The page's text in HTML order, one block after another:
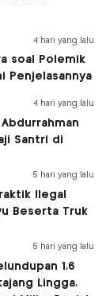
4 hari yang lalu
soal Polemik
Penjelasannya
4 hari yang lalu
Abdurrahman
Santri di
5 hari yang lalu
Ilegal
Beserta Truk
5 hari yang lalu
1,6
Lingga,